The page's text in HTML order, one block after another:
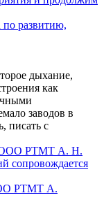
по развитию,
дыхание,
как
заводов в
писать с
РТМТ А.